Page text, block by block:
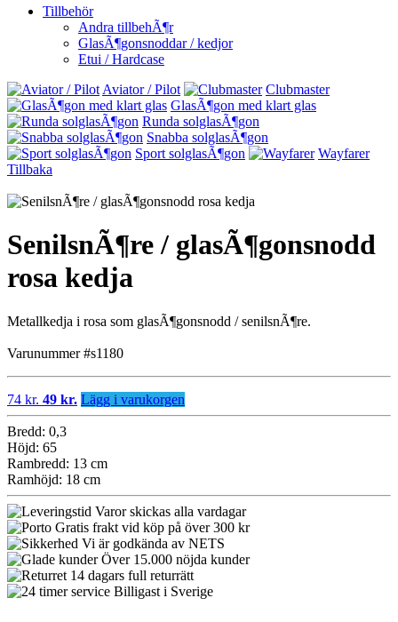
Tillbehör
Andra tillbehÃ¶r
GlasÃ¶gonsnoddar / kedjor
Etui / Hardcase
Aviator / Pilot
Clubmaster
GlasÃ¶gon med klart glas
Runda solglasÃ¶gon
Snabba solglasÃ¶gon
Sport solglasÃ¶gon
Wayfarer
Tillbaka
SenilsnÃ¶re / glasÃ¶gonsnodd
rosa kedja
Metallkedja i rosa som glasÃ¶gonsnodd / senilsnÃ¶re.
Varunummer #s1180
74 kr. 49 kr. Lägg i varukorgen
Bredd: 0,3
Höjd: 65
Rambredd: 13 cm
Ramhöjd: 18 cm
Varor skickas alla vardagar
Gratis frakt vid köp på över 300 kr
Vi är godkända av NETS
Över 15.000 nöjda kunder
14 dagars full returrätt
Billigast i Sverige